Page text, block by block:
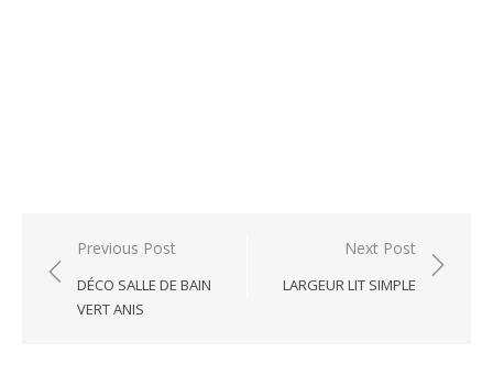
Post
navigation
Previous Post
DÉCO SALLE DE BAIN
VERT ANIS
Next Post
LARGEUR LIT SIMPLE